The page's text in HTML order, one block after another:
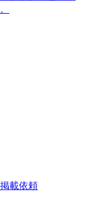
載依頼